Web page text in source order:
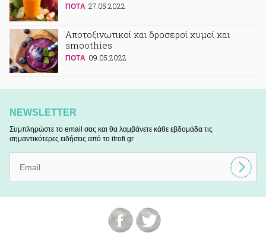
ΠΟΤA 27.05.2022
Αποτοξινωτικοί και δροσεροί χυμοί και
smoothies
ΠΟΤA 09.05.2022
NEWSLETTER
Συμπληρώστε το email σας και θα λαμβάνετε κάθε εβδομάδα τις
σημαντικότερες ειδήσεις από το itrofi.gr